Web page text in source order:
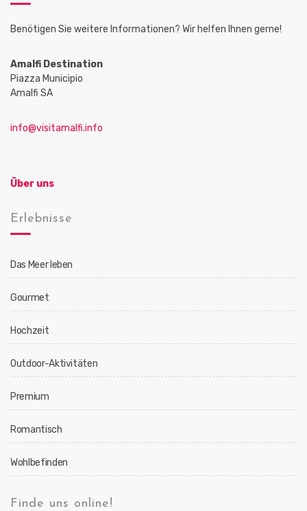
Benötigen Sie weitere Informationen? Wir helfen Ihnen gerne!
Amalfi Destination
Piazza Municipio
Amalfi SA
info@visitamalfi.info
Über uns
Erlebnisse
Das Meer leben
Gourmet
Hochzeit
Outdoor-Aktivitäten
Premium
Romantisch
Wohlbefinden
Finde uns online!